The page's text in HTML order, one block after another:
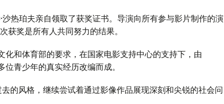
热珀夫亲自领取了获奖证书。导演向所有参与影片制作的演
获奖是所有人共同努力的结果。
和体育部的要求，在国家电影支持中心的支持下，由
青少年的真实经历改编而成。
的风格，继续尝试着通过影像作品展现深刻和尖锐的社会问